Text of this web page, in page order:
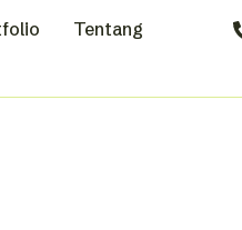
Tentang